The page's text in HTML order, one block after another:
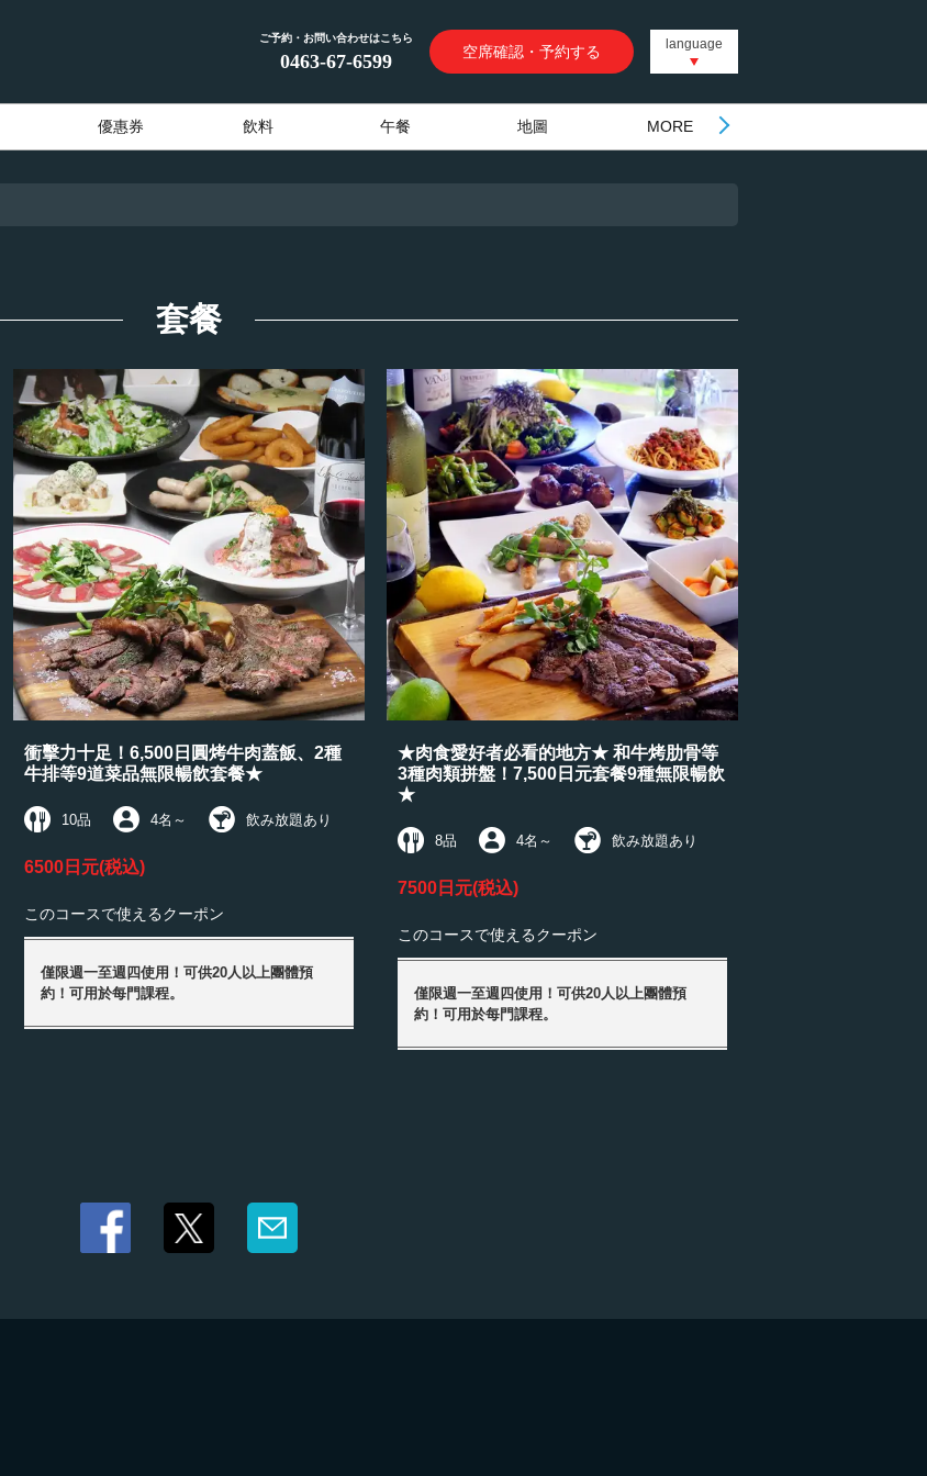
ご予約・お問い合わせはこちら
0463-67-6599 空席確認・予約する language
優惠券 飲料 午餐 地圖 MORE
套餐
衝擊力十足！6,500日圓烤牛肉蓋飯、2種
牛排等9道菜品無限暢飲套餐★
10品 4名 ～ 飲み放題あり
6500日元(税込)
このコースで使えるクーポン
僅限週一至週四使用！可供20人以上團體預
約！可用於每門課程。
★肉食愛好者必看的地方★ 和牛烤肋骨等
3種肉類拼盤！7,500日元套餐9種無限暢飲
★
8品 4名 ～ 飲み放題あり
7500日元(税込)
このコースで使えるクーポン
僅限週一至週四使用！可供20人以上團體預
約！可用於每門課程。